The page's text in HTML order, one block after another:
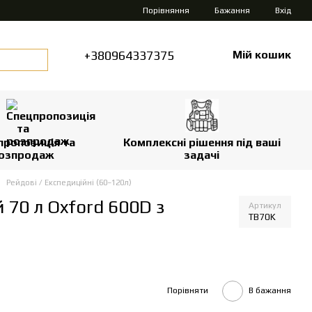
Порівняння Бажання Вхід
+380964337375 Мій кошик
та
Комплексні рішення під ваші
задачі
Рейдові / Експедиційні (60–120л)
л Oxford 600D з Артикул
TB70K
Порівняти В бажання